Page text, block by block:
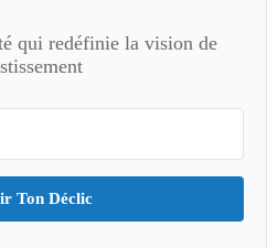
qui redéfinie la vision de
Ton Déclic